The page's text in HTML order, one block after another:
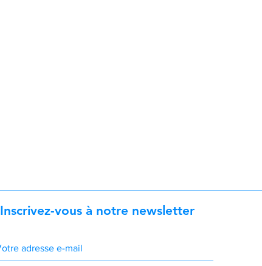
Inscrivez-vous à notre newsletter